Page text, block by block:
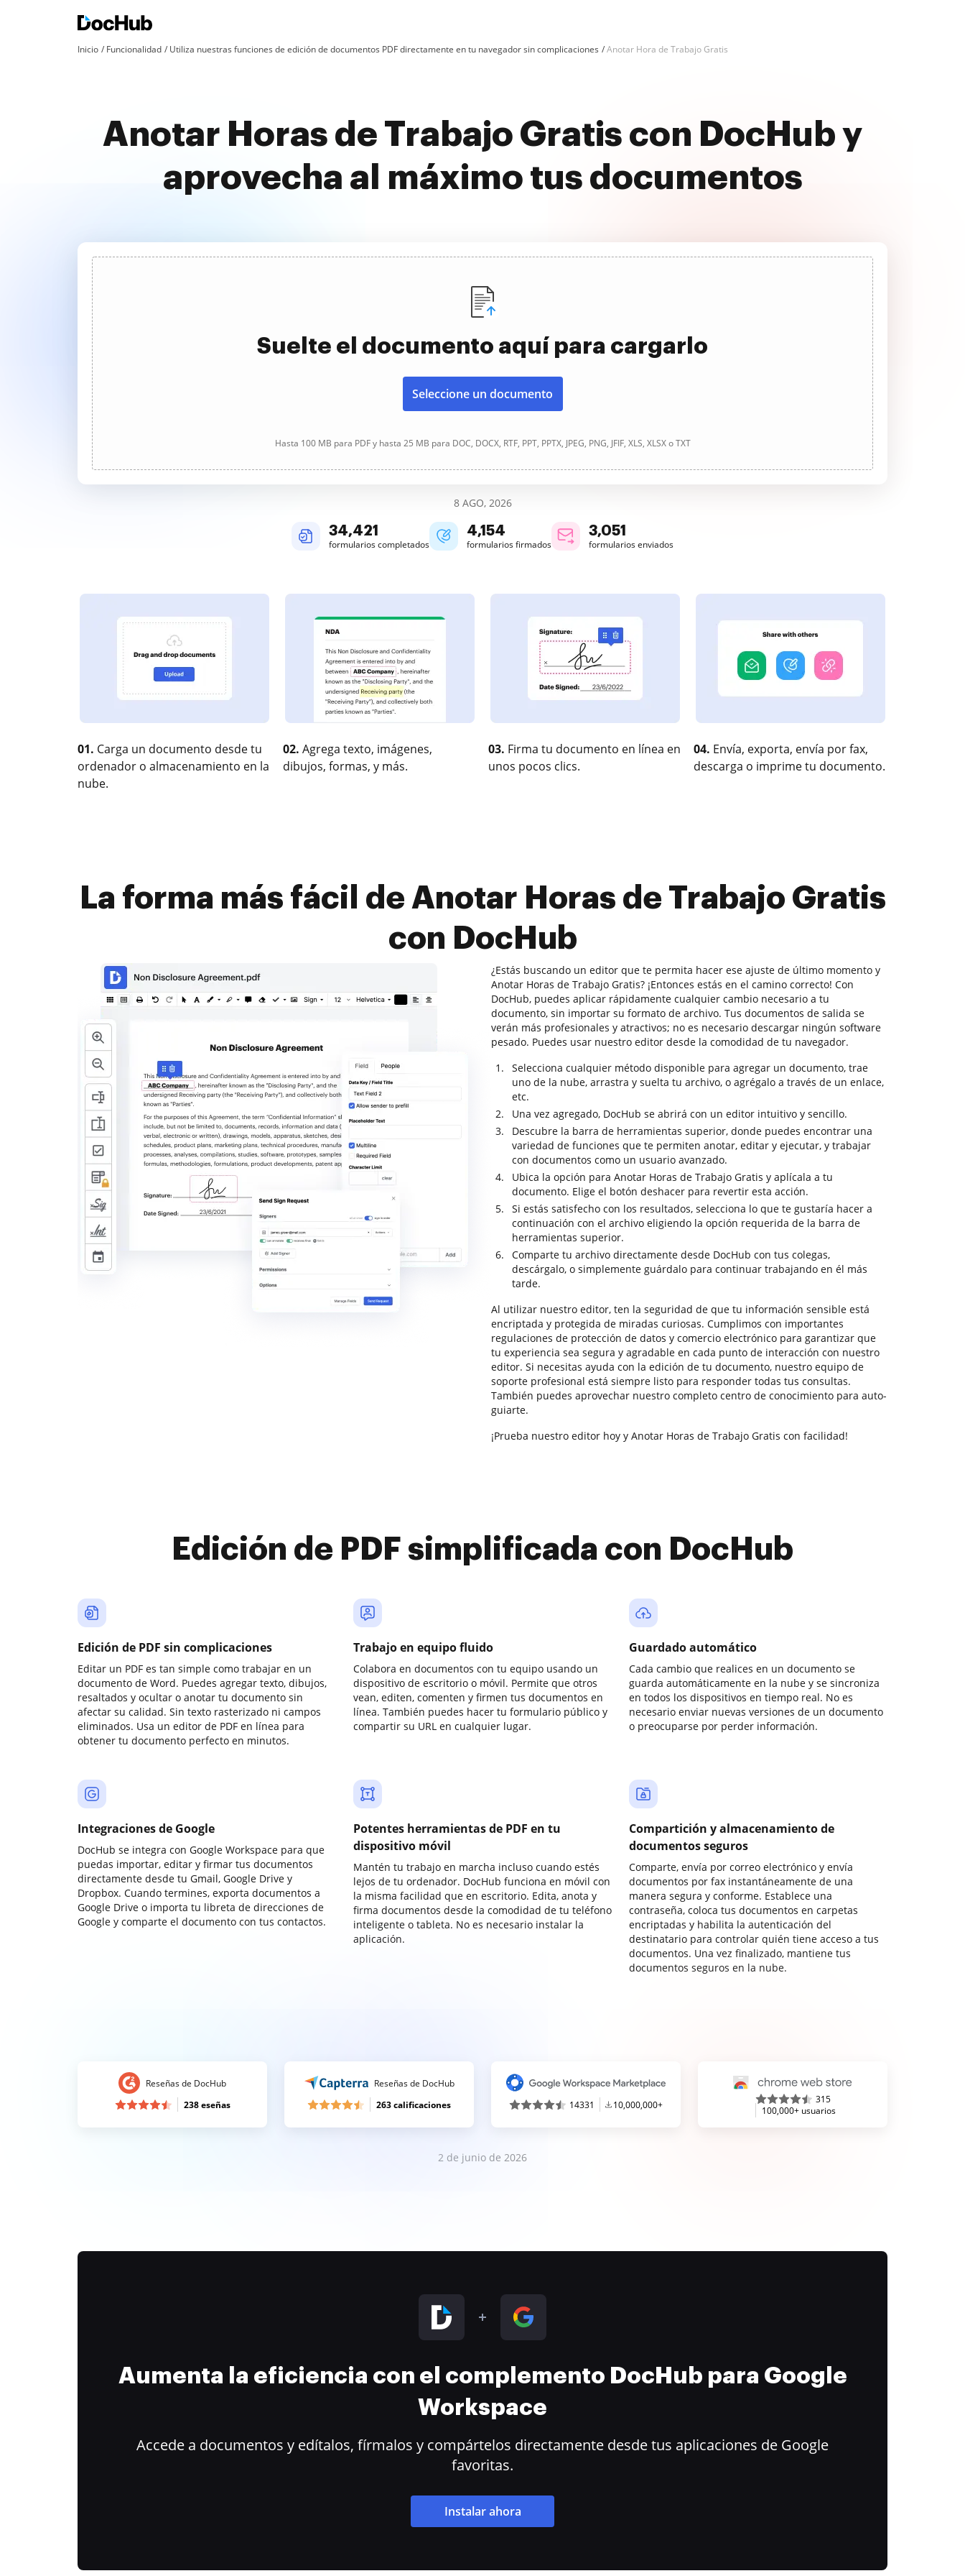
Inicio Funcionalidad Utiliza nuestras funciones de edición de documentos PDF directamente en tu navegador sin complicaciones Anotar Hora de Trabajo Gratis
Anotar Horas de Trabajo Gratis con DocHub y
aprovecha al máximo tus documentos
Suelte el documento aquí para cargarlo
Seleccione un documento
Hasta 100 MB para PDF y hasta 25 MB para DOC, DOCX, RTF, PPT, PPTX, JPEG, PNG, JFIF, XLS, XLSX o TXT
8 AGO, 2026
34,421
formularios completados
4,155
formularios firmados
3,051
formularios enviados
01. Carga un documento desde tu
ordenador o almacenamiento en la
nube.
02. Agrega texto, imágenes,
dibujos, formas, y más.
03. Firma tu documento en línea en
unos pocos clics.
04. Envía, exporta, envía por fax,
descarga o imprime tu documento.
La forma más fácil de Anotar Horas de Trabajo Gratis
con DocHub
¿Estás buscando un editor que te permita hacer ese ajuste de último momento y
Anotar Horas de Trabajo Gratis? ¡Entonces estás en el camino correcto! Con
DocHub, puedes aplicar rápidamente cualquier cambio necesario a tu
documento, sin importar su formato de archivo. Tus documentos de salida se
verán más profesionales y atractivos; no es necesario descargar ningún software
pesado. Puedes usar nuestro editor desde la comodidad de tu navegador.
Selecciona cualquier método disponible para agregar un documento, trae
uno de la nube, arrastra y suelta tu archivo, o agrégalo a través de un enlace,
etc.
Una vez agregado, DocHub se abrirá con un editor intuitivo y sencillo.
Descubre la barra de herramientas superior, donde puedes encontrar una
variedad de funciones que te permiten anotar, editar y ejecutar, y trabajar
con documentos como un usuario avanzado.
Ubica la opción para Anotar Horas de Trabajo Gratis y aplícala a tu
documento. Elige el botón deshacer para revertir esta acción.
Si estás satisfecho con los resultados, selecciona lo que te gustaría hacer a
continuación con el archivo eligiendo la opción requerida de la barra de
herramientas superior.
Comparte tu archivo directamente desde DocHub con tus colegas,
descárgalo, o simplemente guárdalo para continuar trabajando en él más
tarde.
Al utilizar nuestro editor, ten la seguridad de que tu información sensible está
encriptada y protegida de miradas curiosas. Cumplimos con importantes
regulaciones de protección de datos y comercio electrónico para garantizar que
tu experiencia sea segura y agradable en cada punto de interacción con nuestro
editor. Si necesitas ayuda con la edición de tu documento, nuestro equipo de
soporte profesional está siempre listo para responder todas tus consultas.
También puedes aprovechar nuestro completo centro de conocimiento para auto-
guiarte.
¡Prueba nuestro editor hoy y Anotar Horas de Trabajo Gratis con facilidad!
Edición de PDF simplificada con DocHub
Edición de PDF sin complicaciones
Editar un PDF es tan simple como trabajar en un
documento de Word. Puedes agregar texto, dibujos,
resaltados y ocultar o anotar tu documento sin
afectar su calidad. Sin texto rasterizado ni campos
eliminados. Usa un editor de PDF en línea para
obtener tu documento perfecto en minutos.
Trabajo en equipo fluido
Colabora en documentos con tu equipo usando un
dispositivo de escritorio o móvil. Permite que otros
vean, editen, comenten y firmen tus documentos en
línea. También puedes hacer tu formulario público y
compartir su URL en cualquier lugar.
Guardado automático
Cada cambio que realices en un documento se
guarda automáticamente en la nube y se sincroniza
en todos los dispositivos en tiempo real. No es
necesario enviar nuevas versiones de un documento
o preocuparse por perder información.
Integraciones de Google
DocHub se integra con Google Workspace para que
puedas importar, editar y firmar tus documentos
directamente desde tu Gmail, Google Drive y
Dropbox. Cuando termines, exporta documentos a
Google Drive o importa tu libreta de direcciones de
Google y comparte el documento con tus contactos.
Potentes herramientas de PDF en tu
dispositivo móvil
Mantén tu trabajo en marcha incluso cuando estés
lejos de tu ordenador. DocHub funciona en móvil con
la misma facilidad que en escritorio. Edita, anota y
firma documentos desde la comodidad de tu teléfono
inteligente o tableta. No es necesario instalar la
aplicación.
Compartición y almacenamiento de
documentos seguros
Comparte, envía por correo electrónico y envía
documentos por fax instantáneamente de una
manera segura y conforme. Establece una
contraseña, coloca tus documentos en carpetas
encriptadas y habilita la autenticación del
destinatario para controlar quién tiene acceso a tus
documentos. Una vez finalizado, mantiene tus
documentos seguros en la nube.
Reseñas de DocHub
238 eseñas
Reseñas de DocHub
263 calificaciones
14331 10,000,000+
315
100,000+ usuarios
2 de junio de 2026
Aumenta la eficiencia con el complemento DocHub para Google
Workspace
Accede a documentos y edítalos, fírmalos y compártelos directamente desde tus aplicaciones de Google
favoritas.
Instalar ahora